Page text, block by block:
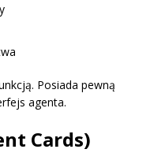
Posiada pewną
agenta.
Cards)